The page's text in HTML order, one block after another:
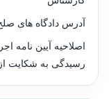
آدرس دادگاه های
اصلاحیه آیین نامه
رسیدگی به شکایت